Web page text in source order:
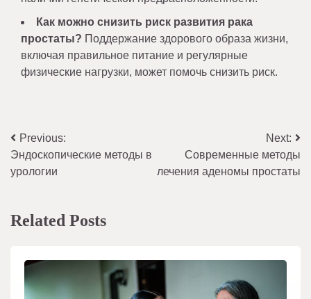
Как можно снизить риск развития рака
простаты? Поддержание здорового образа жизни,
включая правильное питание и регулярные
физические нагрузки, может помочь снизить риск.
Навигация
по
Previous:
Эндоскопические методы в
урологии
Next:
Современные методы
лечения аденомы простаты
Related Posts